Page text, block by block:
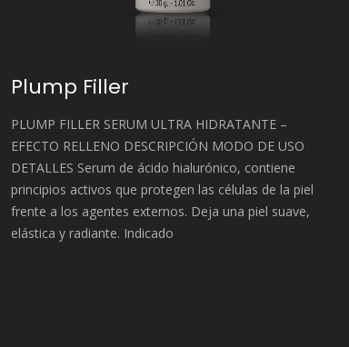
Plump Filler
PLUMP FILLER SERUM ULTRA HIDRATANTE –
EFECTO RELLENO DESCRIPCIÓN MODO DE USO
DETALLES Serum de ácido hialurónico, contiene
principios activos que protegen las células de la piel
frente a los agentes externos. Deja una piel suave,
elástica y radiante. Indicado